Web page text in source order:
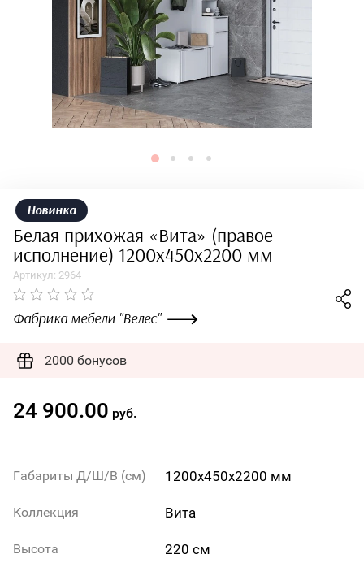
Новинка
Белая прихожая «Вита» (правое
исполнение) 1200х450х2200 мм
Артикул: 2964
Фабрика мебели "Велес"
2000 бонусов
24 900.00 руб.
Габариты Д/Ш/В (см) 1200х450х2200 мм
Коллекция Вита
Высота 220 см